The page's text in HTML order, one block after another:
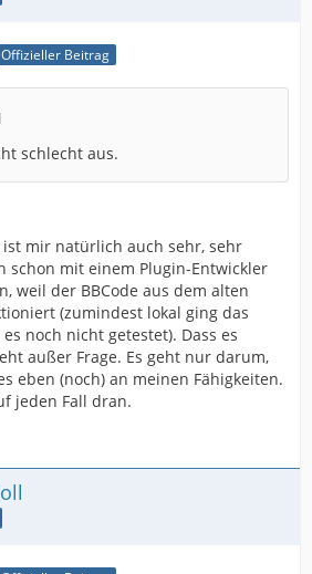
Offizieller Beitrag
schlecht aus.
ist mir natürlich auch sehr, sehr
schon mit einem Plugin-Entwickler
weil der BBCode aus dem alten
(zumindest lokal ging das
noch nicht getestet). Dass es
außer Frage. Es geht nur darum,
eben (noch) an meinen Fähigkeiten.
jeden Fall dran.